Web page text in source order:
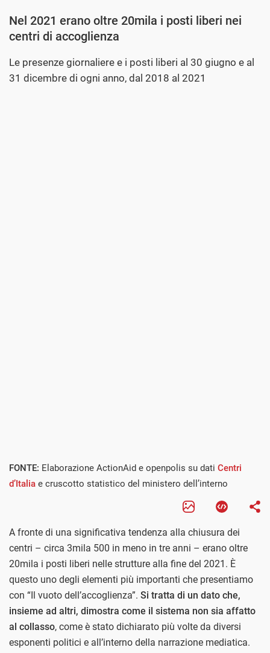
Nel 2021 erano oltre 20mila i posti liberi nei
centri di accoglienza
Le presenze giornaliere e i posti liberi al 30 giugno e al
31 dicembre di ogni anno, dal 2018 al 2021
FONTE: Elaborazione ActionAid e openpolis su dati Centri
d’Italia e cruscotto statistico del ministero dell’interno
A fronte di una significativa tendenza alla chiusura dei
centri – circa 3mila 500 in meno in tre anni – erano oltre
20mila i posti liberi nelle strutture alla fine del 2021. È
questo uno degli elementi più importanti che presentiamo
con “Il vuoto dell’accoglienza”. Si tratta di un dato che,
insieme ad altri, dimostra come il sistema non sia affatto
al collasso, come è stato dichiarato più volte da diversi
esponenti politici e all’interno della narrazione mediatica.